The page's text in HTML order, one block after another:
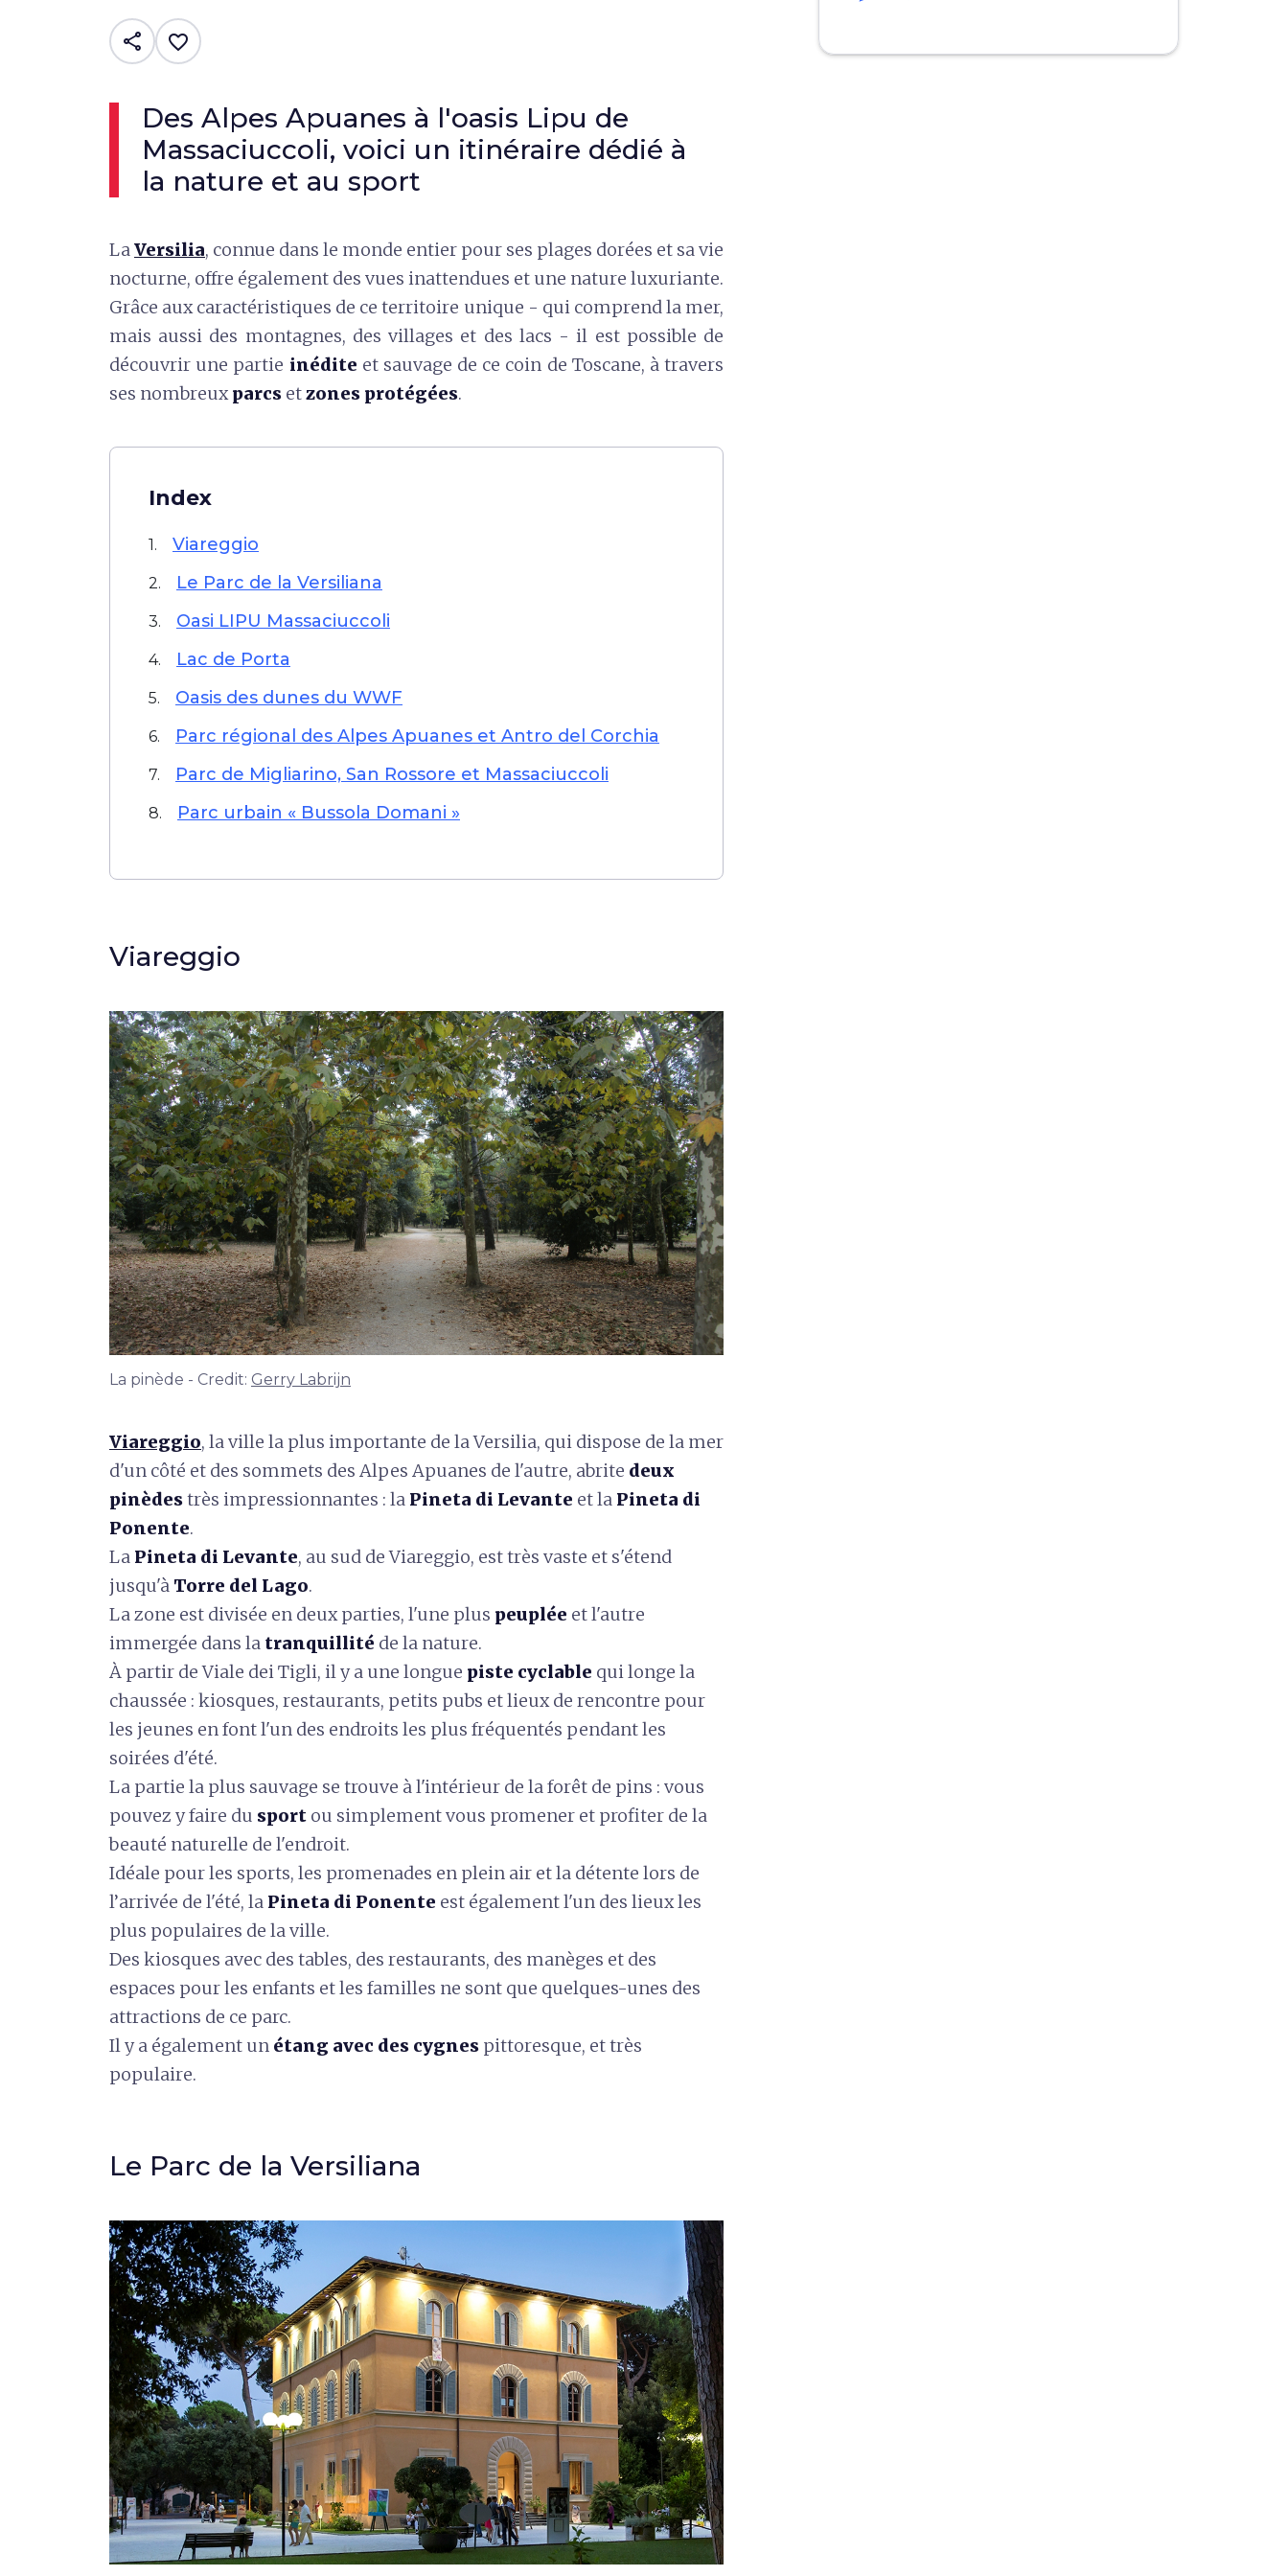
share favorite_border
Des Alpes Apuanes à l'oasis Lipu de
Massaciuccoli, voici un itinéraire dédié à
la nature et au sport
LaVersilia, connue dans le monde entier pour ses plages dorées et sa vie
nocturne, offre également des vues inattendues et une nature luxuriante.
Grâce aux caractéristiques de ce territoire unique - qui comprend la mer,
mais aussi des montagnes, des villages et des lacs - il est possible de
découvrir une partie inédite et sauvage de ce coin de Toscane, à travers
ses nombreuxparcs etzones protégées.
Index
1. Viareggio
2. Le Parc de la Versiliana
3. Oasi LIPU Massaciuccoli
4. Lac de Porta
5. Oasis des dunes du WWF
6. Parc régional des Alpes Apuanes et Antro del Corchia
7. Parc de Migliarino, San Rossore et Massaciuccoli
8. Parc urbain « Bussola Domani »
Viareggio
La pinède - Credit: Gerry Labrijn
Viareggio, la ville la plus importante de la Versilia, qui dispose de la mer
d'un côté et des sommets des Alpes Apuanes de l'autre, abrite deux
pinèdestrès impressionnantes : la Pineta di Levante et la Pineta di
Ponente.
La Pineta di Levante, au sud de Viareggio, est très vaste et s'étend
jusqu'à Torre del Lago.
La zone est divisée en deux parties, l'une plus peuplée et l'autre
immergée dans la tranquillité de la nature.
À partir de Viale dei Tigli, il y a une longue piste cyclable qui longe la
chaussée : kiosques, restaurants, petits pubs et lieux de rencontre pour
les jeunes en font l'un des endroits les plus fréquentés pendant les
soirées d'été.
La partie la plus sauvage se trouve à l'intérieur de la forêt de pins : vous
pouvez y faire du sport ou simplement vous promener et profiter de la
beauté naturelle de l'endroit.
Idéale pour les sports, les promenades en plein air et la détente lors de
l’arrivée de l'été, la Pineta di Ponente est également l'un des lieux les
plus populaires de la ville.
Des kiosques avec des tables, des restaurants, des manèges et des
espaces pour les enfants et les familles ne sont que quelques-unes des
attractions de ce parc.
Il y a également un étang avec des cygnes pittoresque, et très
populaire.
Le Parc de la Versiliana